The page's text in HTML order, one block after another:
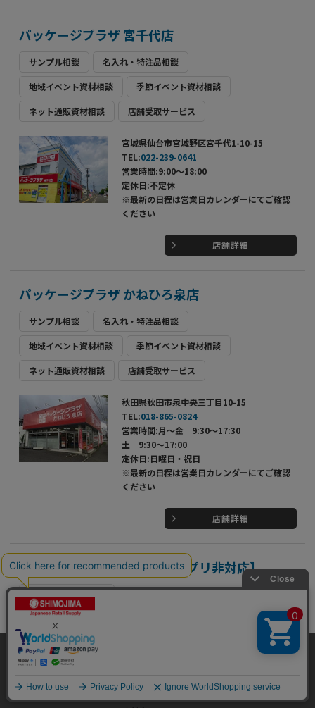
当サイトはクッキー（Cookie）を使用しています。Cookieの使用に同意いた
だける場合は「OK」をクリックしてください。
OK
パッケージプラザ 宮千代店
サンプル相談 名入れ・特注品相談
地域イベント資材相談 季節イベント資材相談
ネット通販資材相談 店舗受取サービス
宮城県仙台市宮城野区宮千代1-10-15
TEL:022-239-0641
営業時間:9:00～18:00
定休日:不定休
※最新の日程は営業日カレンダーにてご確認
ください
店舗詳細
パッケージプラザ かねひろ泉店
サンプル相談 名入れ・特注品相談
地域イベント資材相談 季節イベント資材相談
ネット通販資材相談 店舗受取サービス
秋田県秋田市泉中央三丁目10-15
TEL:018-865-0824
営業時間:月～金 9:30～17:30
土 9:30～17:00
定休日:日曜日・祝日
※最新の日程は営業日カレンダーにてご確認
ください
店舗詳細
パッケージプラザ 大館店【アプリ非対応】
名入れ・特注品相談
定休日:年中無休（年末年始を除く）